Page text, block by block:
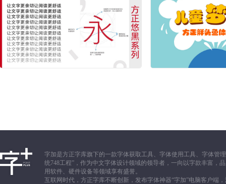
字加是方正字库旗下的一款字体获取工具、字体使用工具、字体管
统748工程”，作为中文字体设计领域的领导者，一向以字款丰富，
用软件、硬件设备等领域享有盛誉。
互联网时代，方正字库不断创新，发布字体神器“字加”电脑客户端